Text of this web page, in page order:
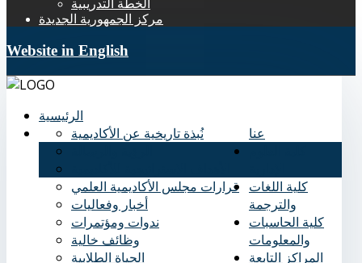
الخطة التدريبية
مركز الجمهورية الجديدة
Website in English
الرئيسية
عنا
نُبذة تاريخية عن الأكاديمية
قرارات مجلس الأكاديمية العلمي
أخبار وفعاليات
ندوات ومؤتمرات
وظائف خالية
الحياة الطلابية
كلية اللغات
والترجمة
كلية الحاسبات
والمعلومات
المراكز التابعة